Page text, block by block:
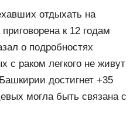
отдыхать на
заднем сиденье
к 12 годам
о подробностях
Ирины
с раком легкого не живут
достигнет +35
могла быть связана с